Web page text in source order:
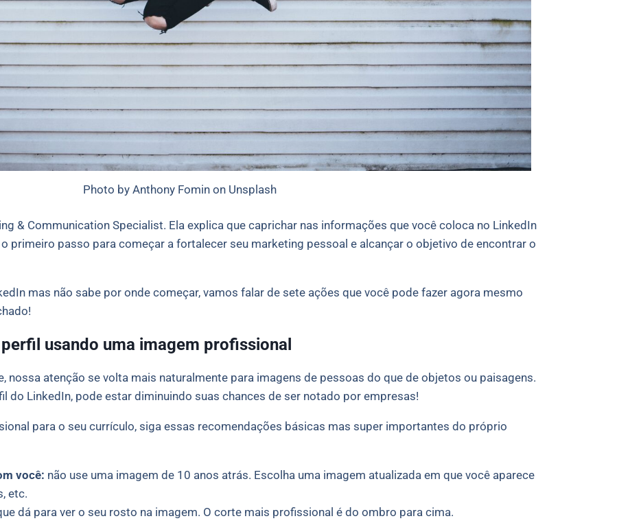
Photo by Anthony Fomin on Unsplash
& Communication Specialist. Ela explica que caprichar nas informações que você coloca no LinkedIn
primeiro passo para começar a fortalecer seu marketing pessoal e alcançar o objetivo de encontrar o
mas não sabe por onde começar, vamos falar de sete ações que você pode fazer agora mesmo
usando uma imagem profissional
nossa atenção se volta mais naturalmente para imagens de pessoas do que de objetos ou paisagens.
do LinkedIn, pode estar diminuindo suas chances de ser notado por empresas!
para o seu currículo, siga essas recomendações básicas mas super importantes do próprio
você: não use uma imagem de 10 anos atrás. Escolha uma imagem atualizada em que você aparece
etc.
dá para ver o seu rosto na imagem. O corte mais profissional é do ombro para cima.